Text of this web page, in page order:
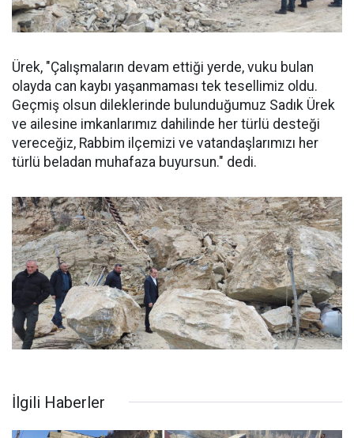
Ürek, "Çalışmaların devam ettiği yerde, vuku bulan
olayda can kaybı yaşanmaması tek tesellimiz oldu.
Geçmiş olsun dileklerinde bulunduğumuz Sadık Ürek
ve ailesine imkanlarımız dahilinde her türlü desteği
vereceğiz, Rabbim ilçemizi ve vatandaşlarımızı her
türlü beladan muhafaza buyursun." dedi.
İlgili Haberler